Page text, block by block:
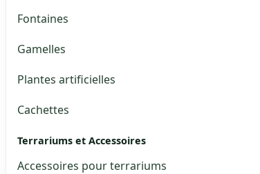
Fontaines
Gamelles
Plantes artificielles
Cachettes
Terrariums et Accessoires
Accessoires pour terrariums